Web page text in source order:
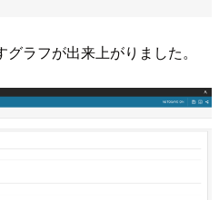
ラフが出来上がりました。